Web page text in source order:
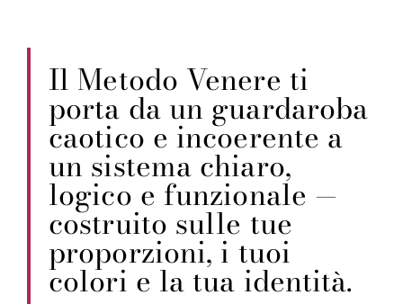
Il Metodo Venere ti
porta da un guardaroba
caotico e incoerente a
un sistema chiaro,
logico e funzionale —
costruito sulle tue
proporzioni, i tuoi
colori e la tua identità.